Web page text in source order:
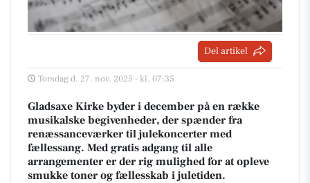
Del artikel
Torsdag d. 27. nov. 2025 - kl. 07:35
Gladsaxe Kirke byder i december på en række
musikalske begivenheder, der spænder fra
renæssanceværker til julekoncerter med
fællessang. Med gratis adgang til alle
arrangementer er der rig mulighed for at opleve
smukke toner og fællesskab i juletiden.